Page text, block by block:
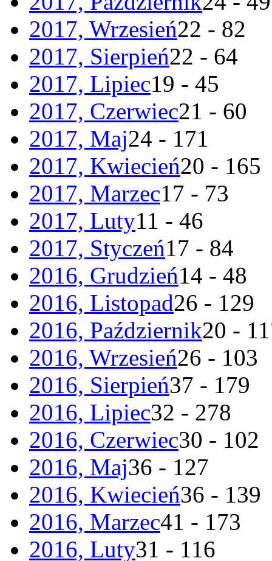
2017, Wrzesień22 - 82
2017, Sierpień22 - 64
2017, Lipiec19 - 45
2017, Czerwiec21 - 60
2017, Maj24 - 171
2017, Kwiecień20 - 165
2017, Marzec17 - 73
2017, Luty11 - 46
2017, Styczeń17 - 84
2016, Grudzień14 - 48
2016, Listopad26 - 129
2016, Październik20 -
2016, Wrzesień26 - 103
2016, Sierpień37 - 179
2016, Lipiec32 - 278
2016, Czerwiec30 - 102
2016, Maj36 - 127
2016, Kwiecień36 - 139
2016, Marzec41 - 173
2016, Luty31 - 116